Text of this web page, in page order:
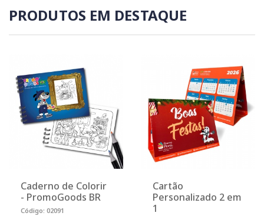
PRODUTOS EM DESTAQUE
Caderno de Colorir
- PromoGoods BR
Código: 02091
Cartão
Personalizado 2 em
1